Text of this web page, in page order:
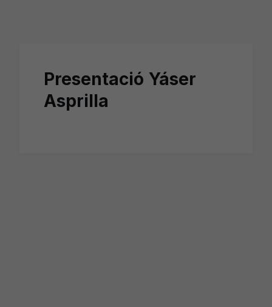
Presentació Yáser
Asprilla